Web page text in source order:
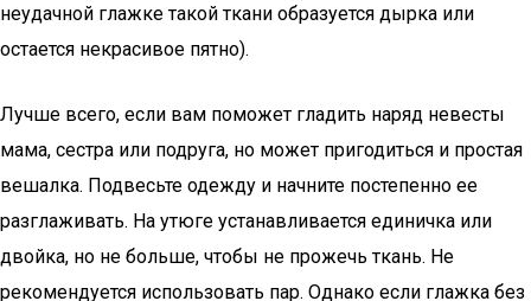
неудачной глажке такой ткани образуется дырка или
остается некрасивое пятно).
Лучше всего, если вам поможет гладить наряд невесты
мама, сестра или подруга, но может пригодиться и простая
вешалка. Подвесьте одежду и начните постепенно ее
разглаживать. На утюге устанавливается единичка или
двойка, но не больше, чтобы не прожечь ткань. Не
рекомендуется использовать пар. Однако если глажка без